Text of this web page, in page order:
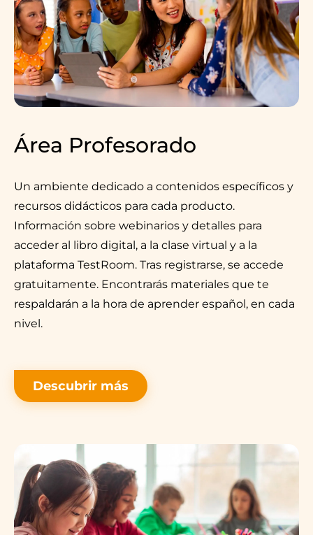
Área Profesorado
Un ambiente dedicado a contenidos específicos y
recursos didácticos para cada producto.
Información sobre webinarios y detalles para
acceder al libro digital, a la clase virtual y a la
plataforma TestRoom. Tras registrarse, se accede
gratuitamente. Encontrarás materiales que te
respaldarán a la hora de aprender español, en cada
nivel.
Descubrir más